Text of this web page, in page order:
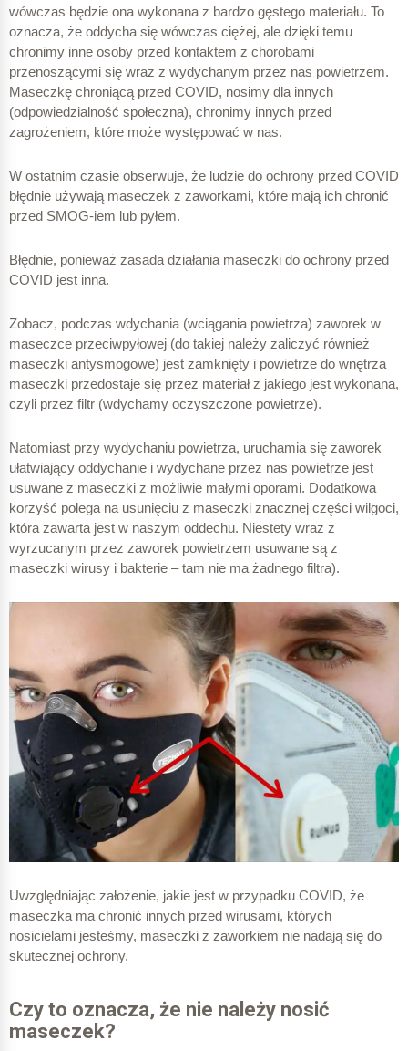
wówczas będzie ona wykonana z bardzo gęstego materiału. To
oznacza, że oddycha się wówczas ciężej, ale dzięki temu
chronimy inne osoby przed kontaktem z chorobami
przenoszącymi się wraz z wydychanym przez nas powietrzem.
Maseczkę chroniącą przed COVID, nosimy dla innych
(odpowiedzialność społeczna), chronimy innych przed
zagrożeniem, które może występować w nas.
W ostatnim czasie obserwuje, że ludzie do ochrony przed COVID
błędnie używają maseczek z zaworkami, które mają ich chronić
przed SMOG-iem lub pyłem.
Błędnie, ponieważ zasada działania maseczki do ochrony przed
COVID jest inna.
Zobacz, podczas wdychania (wciągania powietrza) zaworek w
maseczce przeciwpyłowej (do takiej należy zaliczyć również
maseczki antysmogowe) jest zamknięty i powietrze do wnętrza
maseczki przedostaje się przez materiał z jakiego jest wykonana,
czyli przez filtr (wdychamy oczyszczone powietrze).
Natomiast przy wydychaniu powietrza, uruchamia się zaworek
ułatwiający oddychanie i wydychane przez nas powietrze jest
usuwane z maseczki z możliwie małymi oporami. Dodatkowa
korzyść polega na usunięciu z maseczki znacznej części wilgoci,
która zawarta jest w naszym oddechu. Niestety wraz z
wyrzucanym przez zaworek powietrzem usuwane są z
maseczki wirusy i bakterie – tam nie ma żadnego filtra).
Uwzględniając założenie, jakie jest w przypadku COVID, że
maseczka ma chronić innych przed wirusami, których
nosicielami jesteśmy, maseczki z zaworkiem nie nadają się do
skutecznej ochrony.
Czy to oznacza, że nie należy nosić
maseczek?